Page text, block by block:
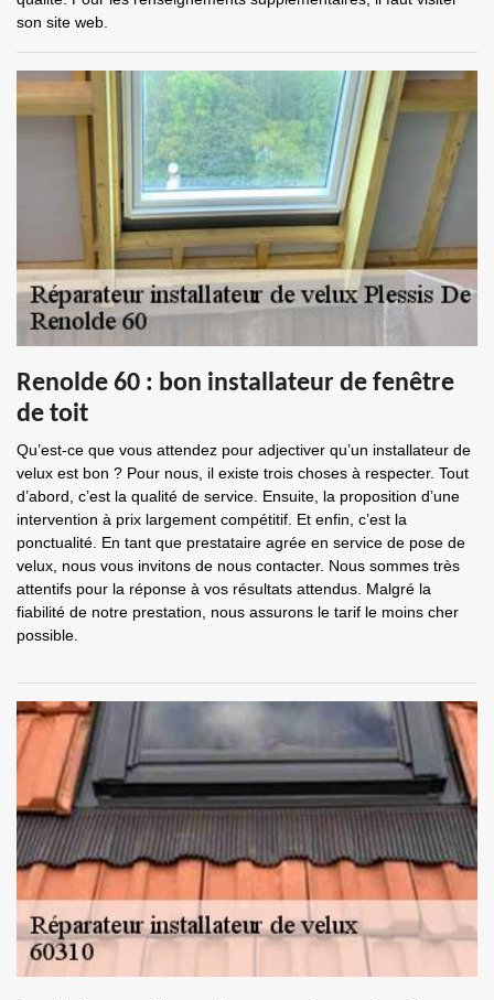
son site web.
Renolde 60 : bon installateur de fenêtre
de toit
Qu’est-ce que vous attendez pour adjectiver qu’un installateur de
velux est bon ? Pour nous, il existe trois choses à respecter. Tout
d’abord, c’est la qualité de service. Ensuite, la proposition d’une
intervention à prix largement compétitif. Et enfin, c’est la
ponctualité. En tant que prestataire agrée en service de pose de
velux, nous vous invitons de nous contacter. Nous sommes très
attentifs pour la réponse à vos résultats attendus. Malgré la
fiabilité de notre prestation, nous assurons le tarif le moins cher
possible.